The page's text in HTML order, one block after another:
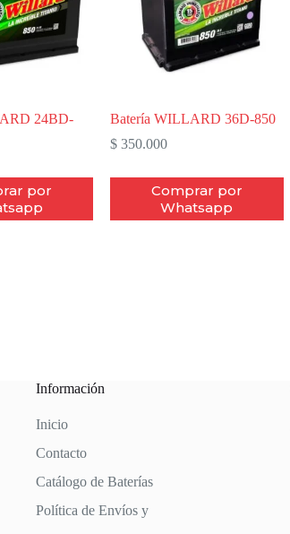
24BD-
por
Batería WILLARD 36D-850
$350.000
Comprar por
Whatsapp
Información
Inicio
Contacto
Catálogo de Baterías
Política de Envíos y